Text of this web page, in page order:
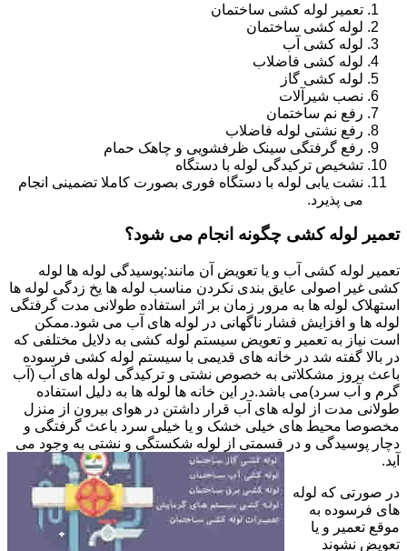
تعمیر لوله کشی ساختمان
لوله کشی ساختمان
لوله کشی آب
لوله کشی فاضلاب
لوله کشی گاز
نصب شیرآلات
رفع نم ساختمان
رفع نشتی لوله فاضلاب
رفع گرفتگی سینک ظرفشویی و چاهک حمام
تشخیص ترکیدگی لوله با دستگاه
نشت یابی لوله با دستگاه فوری بصورت کاملا تضمینی انجام
می پذیرد.
تعمیر لوله کشی چگونه انجام می شود؟
تعمیر لوله کشی آب و یا تعویض آن مانند:پوسیدگی لوله ها لوله
کشی غیر اصولی عایق بندی نکردن مناسب لوله ها یخ زدگی لوله ها
استهلاک لوله ها به مرور زمان بر اثر استفاده طولانی مدت گرفتگی
لوله ها و افزایش فشار ناگهانی در لوله های آب می شود.ممکن
است نیاز به تعمیر و تعویض سیستم لوله کشی به دلایل مختلفی که
در بالا گفته شد در خانه های قدیمی با سیستم لوله کشی فرسوده
باعث بروز مشکلاتی به خصوص نشتی و ترکیدگی لوله های آب (آب
گرم و آب سرد)می باشد.در این خانه ها لوله ها به دلیل استفاده
طولانی مدت از لوله های آب قرار داشتن در هوای بیرون از منزل
مخصوصا محیط های خیلی خشک و یا خیلی سرد باعث گرفتگی و
دچار پوسیدگی و در قسمتی از لوله شکستگی و نشتی به وجود می
آید.
در صورتی که لوله
های فرسوده به
موقع تعمیر و یا
تعویض نشوند